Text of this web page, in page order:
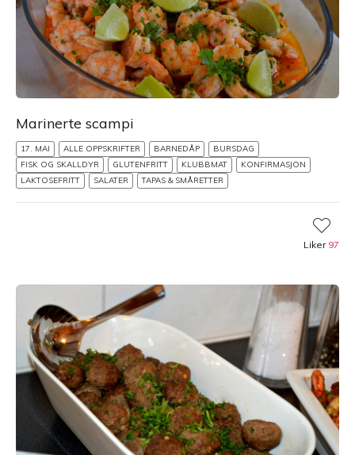
Marinerte scampi
17. MAI ALLE OPPSKRIFTER BARNEDÅP
BURSDAG
FISK OG SKALLDYR
GLUTENFRITT KLUBBMAT
KONFIRMASJON
LAKTOSEFRITT
SALATER TAPAS & SMÅRETTER
Liker 97